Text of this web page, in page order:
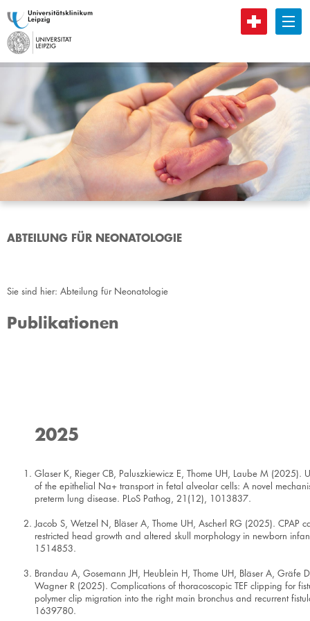
B
ABTEILUNG FÜR NEONATOLOGIE
Sie sind hier: Abteilung für Neonatologie
Publikationen